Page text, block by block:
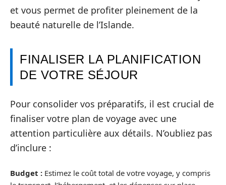
et vous permet de profiter pleinement de la
beauté naturelle de l’Islande.
FINALISER LA PLANIFICATION
DE VOTRE SÉJOUR
Pour consolider vos préparatifs, il est crucial de
finaliser votre plan de voyage avec une
attention particulière aux détails. N’oubliez pas
d’inclure :
Budget : Estimez le coût total de votre voyage, y compris